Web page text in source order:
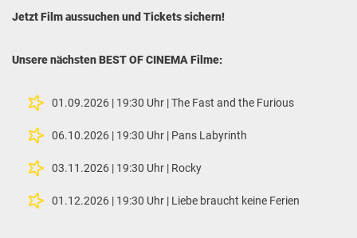
Jetzt Film aussuchen und Tickets sichern!
Unsere nächsten BEST OF CINEMA Filme:
01.09.2026 | 19:30 Uhr | The Fast and the Furious
06.10.2026 | 19:30 Uhr | Pans Labyrinth
03.11.2026 | 19:30 Uhr | Rocky
01.12.2026 | 19:30 Uhr | Liebe braucht keine Ferien